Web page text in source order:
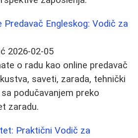
Predavač Engleskog: Vodič za
2026-02-05
o radu kao online predavač
saveti, zarada, tehnički
podučavanjem preko
zaradu.
Praktični Vodič za